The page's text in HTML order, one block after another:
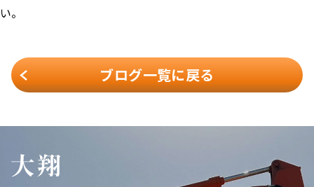
い。
ブログ一覧に戻る